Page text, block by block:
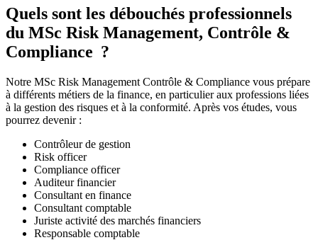
Quels sont les débouchés professionnels
du MSc Risk Management, Contrôle &
Compliance ?
Notre MSc Risk Management Contrôle & Compliance vous prépare
à différents métiers de la finance, en particulier aux professions liées
à la gestion des risques et à la conformité. Après vos études, vous
pourrez devenir :
Contrôleur de gestion
Risk officer
Compliance officer
Auditeur financier
Consultant en finance
Consultant comptable
Juriste activité des marchés financiers
Responsable comptable